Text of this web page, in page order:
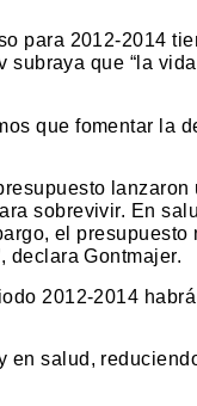
para 2012-2014
que “la
que fomentar la
lanzaron
sobrevivir. En
el presupuesto
declara Gontmajer.
2012-2014
en salud,